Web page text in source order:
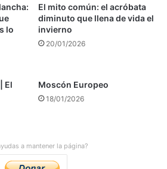
lo
El mito común: el acróbata
diminuto que llena de vida el
invierno
20/01/2026
El
Moscón Europeo
18/01/2026
a mantener la página?